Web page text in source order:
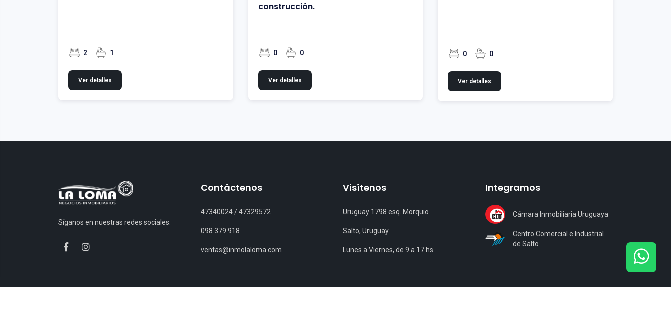
2 1
Ver detalles
construcción.
0 0
Ver detalles
0 0
Ver detalles
Síganos en nuestras redes sociales:
Contáctenos
47340024/47329572
098 379 918
ventas@inmolaloma.com
Visítenos
Uruguay 1798 esq. Morquio
Salto, Uruguay
Lunes a Viernes, de 9 a 17 hs
Integramos
Cámara Inmobiliaria Uruguaya
Centro Comercial e Industrial
de Salto